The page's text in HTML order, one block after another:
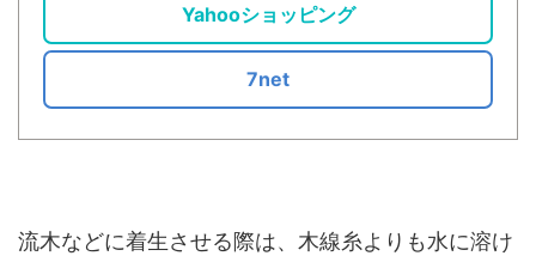
Yahooショッピング
7net
流木などに着生させる際は、木線糸よりも水に溶け